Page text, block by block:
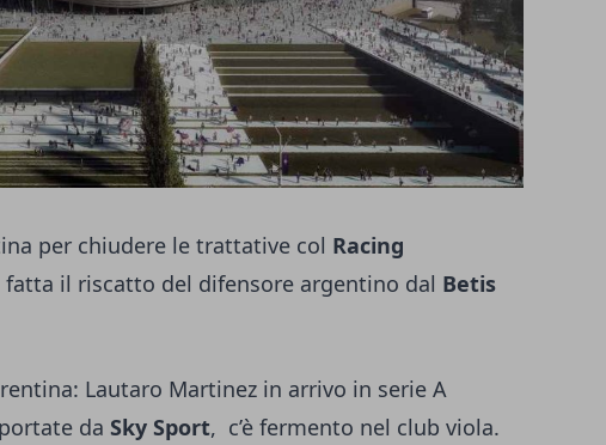
per chiudere le trattative col Racing
fatta il riscatto del difensore argentino dal Betis
Lautaro Martinez in arrivo in serie A
da Sky Sport, c’è fermento nel club viola.